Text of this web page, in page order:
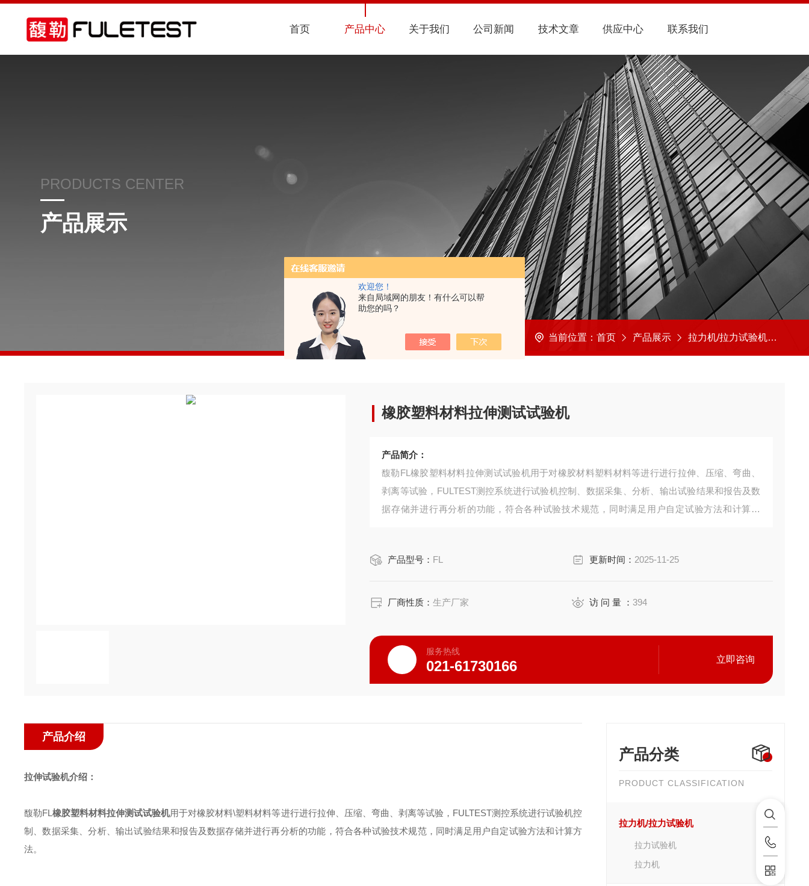
欢迎您！
来自局域网的朋友！有什么可以帮
助您的吗？
首页 产品中心 关于我们 公司新闻 技术文章 供应中心 联系我们
PRODUCTS CENTER
产品展示
当前位置： 首页 产品展示 拉力机/拉力试验机
橡胶塑料材料拉伸测试试验机
产品简介：
馥勒FL橡胶塑料材料拉伸测试试验机用于对橡胶材料塑料材料等进行进行拉伸、压缩、弯曲、
剥离等试验，FULTEST测控系统进行试验机控制、数据采集、分析、输出试验结果和报告及数
据存储并进行再分析的功能，符合各种试验技术规范，同时满足用户自定试验方法和计算方
产品型号： FL 更新时间： 2025-11-25
厂商性质：生产厂家 访 问 量 ：394
服务热线
021-61730166 立即咨询
产品分类
PRODUCT CLASSIFICATION
拉力机/拉力试验机
拉力试验机
拉力机
产品介绍
拉伸试验机介绍 ：
馥勒FL橡胶塑料材料拉伸测试试验机用于对橡胶材料\塑料材料等进行进行拉伸、压缩、弯曲、剥离等试验， FULTEST测控系统进行试验机控
制、数据采集、分析、输出试验结果和报告及数据存储并进行再分析的功能，符合各种试验技术规范，同时满足用户自定试验方法和计算方
法。